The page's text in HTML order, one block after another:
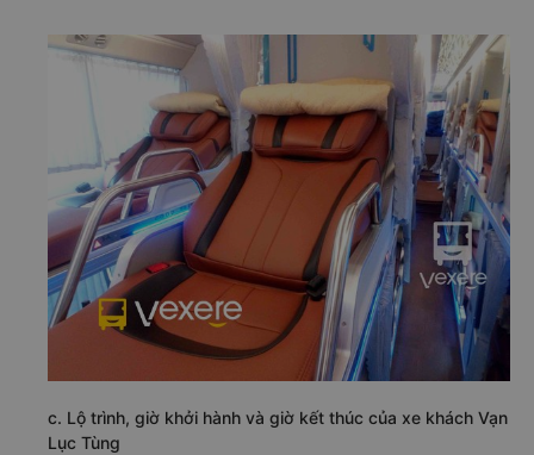
c. Lộ trình, giờ khởi hành và giờ kết thúc của xe khách Vạn
Lục Tùng